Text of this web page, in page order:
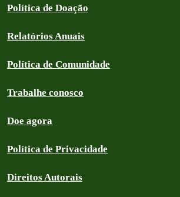
Política de Doação
Relatórios Anuais
Política de Comunidade
Trabalhe conosco
Doe agora
Política de Privacidade
Direitos Autorais